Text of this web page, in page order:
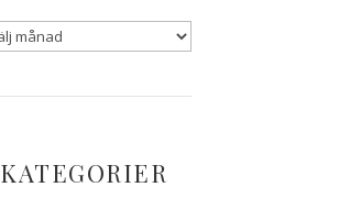
KATEGORIER